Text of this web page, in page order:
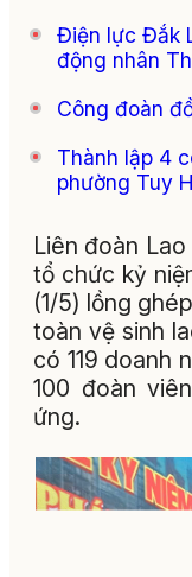
Điện lực Đắk
động nhân
Công đoàn
Thành lập 4
phường Tuy
Liên đoàn
tổ chức kỷ
(1/5) lồng
toàn vệ sinh
có 119 doanh
100 đoàn
ứng.